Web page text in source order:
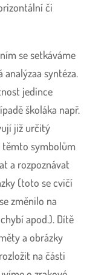
či
se setkáváme
syntéza.
jedince
školáka např.
již určitý
těmto symbolům
a rozpoznávat
(toto se cvičí
změnilo na
apod.). Dítě
a obrázky
na části